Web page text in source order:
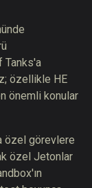
Tanks'a
özellikle HE
önemli konular
özel görevlere
özel Jetonlar